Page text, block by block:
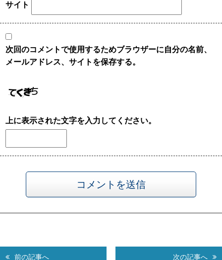
サイト
次回のコメントで使用するためブラウザーに自分の名前、
メールアドレス、サイトを保存する。
上に表示された文字を入力してください。
前の記事へ 次の記事へ